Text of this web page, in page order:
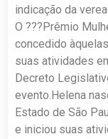
indicação da
O ???Prêmio
concedido
suas atividades
Decreto
evento.Helena
Estado de São
e iniciou suas